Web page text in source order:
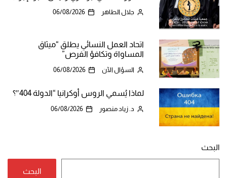
جلال الطاهر 06/08/2026
اتحاد العمل النسائي يطلق “ميثاق
المساواة وتكافؤ الفرص”
السؤال الآن 06/08/2026
لماذا يُسمي الروس أوكرانيا “الدولة 404″؟
د. زياد منصور 06/08/2026
البحث
البحث